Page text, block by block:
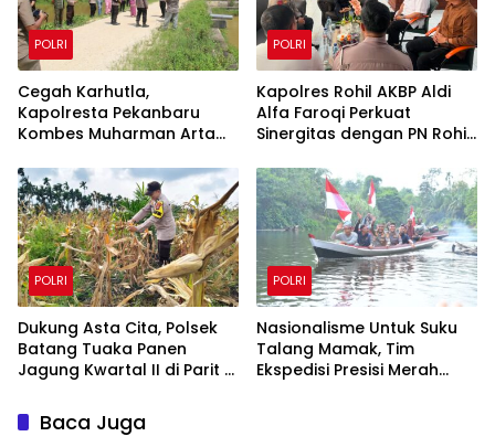
POLRI
Cegah Karhutla,
Kapolresta Pekanbaru
Kombes Muharman Arta
Sekaki dan Tenayan Raya
POLRI
Kapolres Rohil AKBP Aldi
Alfa Faroqi Perkuat
Sinergitas dengan PN Rohil
POLRI
Dukung Asta Cita, Polsek
Batang Tuaka Panen
Jagung Kwartal II di Parit 8
POLRI
Nasionalisme Untuk Suku
Talang Mamak, Tim
Ekspedisi Presisi Merah
Baca Juga